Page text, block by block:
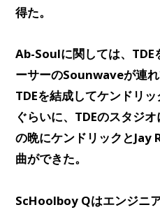
得た。
Ab-Soulに関しては、TDE
ーサーのSounwaveが連れ
TDEを結成してケンドリ
ぐらいに、TDEのスタジ
の晩にケンドリックと
曲ができた。
ScHoolboy Qはエンジニ